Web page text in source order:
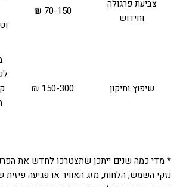
צביעת פרגולה
וחידוש
70-150 ₪
שיפוץ ותיקון 150-300 ₪
* מדי כמה שנים ייתכן שתצטרכו לחדש את
נזקי השמש, הלחות, מזג האוויר או פגיעה